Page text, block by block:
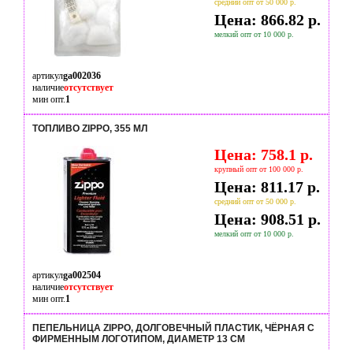
средний опт от 50 000 р.
Цена: 866.82 р.
мелкий опт от 10 000 р.
артикулga002036
наличиеотсутствует
мин опт.1
ТОПЛИВО ZIPPO, 355 МЛ
Цена: 758.1 р.
крупный опт от 100 000 р.
Цена: 811.17 р.
средний опт от 50 000 р.
Цена: 908.51 р.
мелкий опт от 10 000 р.
артикулga002504
наличиеотсутствует
мин опт.1
ПЕПЕЛЬНИЦА ZIPPO, ДОЛГОВЕЧНЫЙ ПЛАСТИК, ЧЁРНАЯ С
ФИРМЕННЫМ ЛОГОТИПОМ, ДИАМЕТР 13 СМ